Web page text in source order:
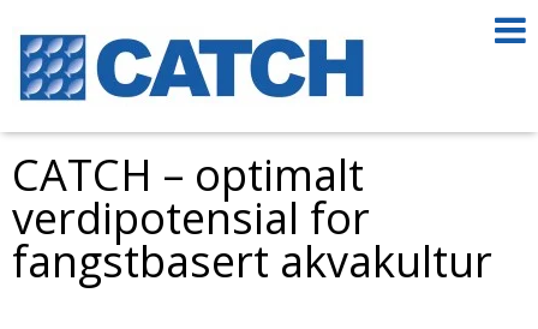
CATCH – optimalt
verdipotensial for
fangstbasert akvakultur